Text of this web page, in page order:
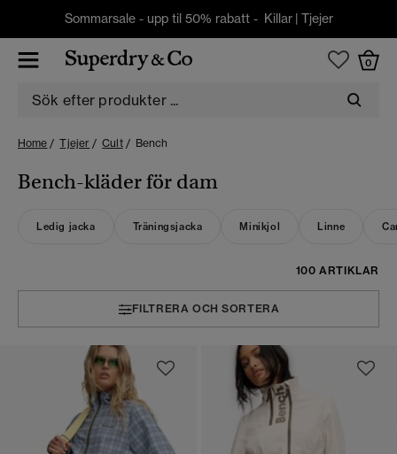
Sommarsale - upp til 50% rabatt - Killar| Tjejer
0
Home Tjejer Cult Bench
Bench-kläder för dam
Ledig jacka Träningsjacka Minikjol Linne
100 ARTIKLAR
FILTRERA OCH SORTERA